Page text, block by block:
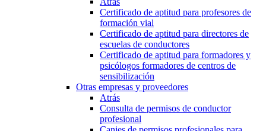
Certificado de aptitud para profesores de
formación vial
Certificado de aptitud para directores de
escuelas de conductores
Certificado de aptitud para formadores y
psicólogos formadores de centros de
sensibilización
Otras empresas y proveedores
Atrás
Consulta de permisos de conductor
profesional